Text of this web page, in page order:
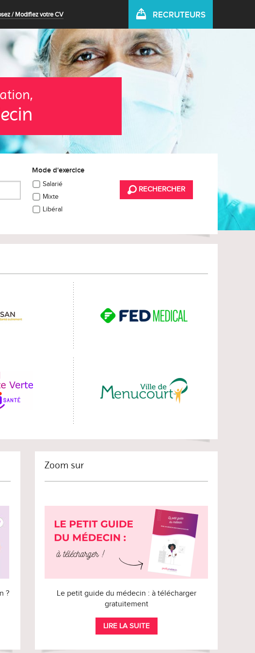
/ Modifiez votre CV RECRUTEURS
Mode d'exercice
Salarié
Mixte
Libéral
RECHERCHER
?
Zoom sur
Le petit guide du médecin : à télécharger
gratuitement
LIRE LA SUITE